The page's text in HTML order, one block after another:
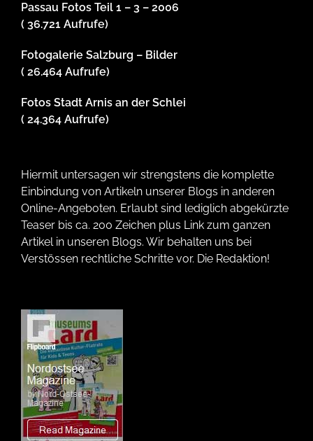
Wir verwenden Technologien wie Cookies, um Geräteinformationen zu
speichern und/oder darauf zuzugreifen. Wir tun dies, um das Browsing-
Erlebnis zu verbessern und um (nicht) personalisierte Werbung
anzuzeigen. Wenn du nicht zustimmst oder die Zustimmung widerrufst,
kann dies bestimmte Merkmale und Funktionen beeinträchtigen.
Nur funktionale Cookies
Passau Fotos Teil 1 – 3 – 2006
( 36.721 Aufrufe)
Fotogalerie Salzburg – Bilder
( 26.464 Aufrufe)
Fotos Stadt Arnis an der Schlei
( 24.364 Aufrufe)
Hiermit untersagen wir strengstens die komplette
Einbindung von Artikeln unserer Blogs in anderen
Online-Angeboten. Erlaubt sind lediglich abgekürzte
Teaser bis ca. 200 Zeichen plus Link zum ganzen
Artikel in unseren Blogs. Wir behalten uns bei
Verstössen rechtliche Schritte vor. Die Redaktion!